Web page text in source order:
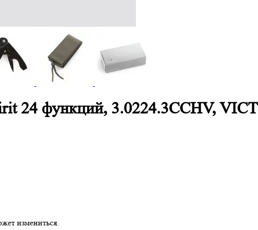
24 функций, 3.0224.3CCHV,
измениться.